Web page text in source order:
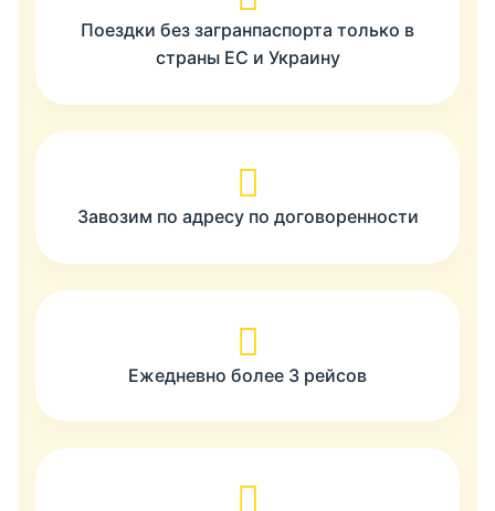
Поездки без загранпаспорта только в
страны ЕС и Украину
Завозим по адресу по договоренности
Ежедневно более 3 рейсов